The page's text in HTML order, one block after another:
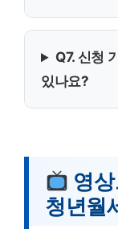
Q7. 신청
있나요?
영
청년월